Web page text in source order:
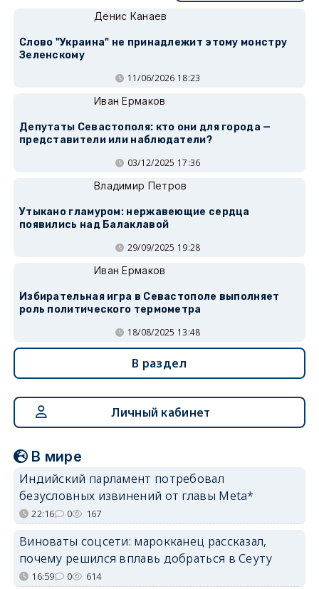
Денис Канаев
Слово "Украина" не принадлежит этому монстру
Зеленскому
11/06/2026 18:23
Иван Ермаков
Депутаты Севастополя: кто они для города —
представители или наблюдатели?
03/12/2025 17:36
Владимир Петров
Утыкано гламуром: нержавеющие сердца
появились над Балаклавой
29/09/2025 19:28
Иван Ермаков
Избирательная игра в Севастополе выполняет
роль политического термометра
18/08/2025 13:48
В раздел
Личный кабинет
В мире
Индийский парламент потребовал
безусловных извинений от главы Meta*
22:16 0 167
Виноваты соцсети: марокканец рассказал,
почему решился вплавь добраться в Сеуту
16:59 0 614